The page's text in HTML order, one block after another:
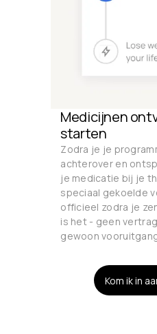
Medicijnen
starten
Zodra je je
achterover en
je medicatie bij je
speciaal gekoelde
officieel zodra je
is het - geen
gewoon
Kom ik in